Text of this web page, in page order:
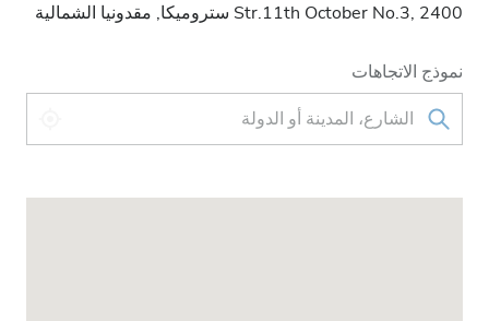
Str.11th October No.3, 2400 ستروميكا, مقدونيا الشمالية
نموذج الاتجاهات